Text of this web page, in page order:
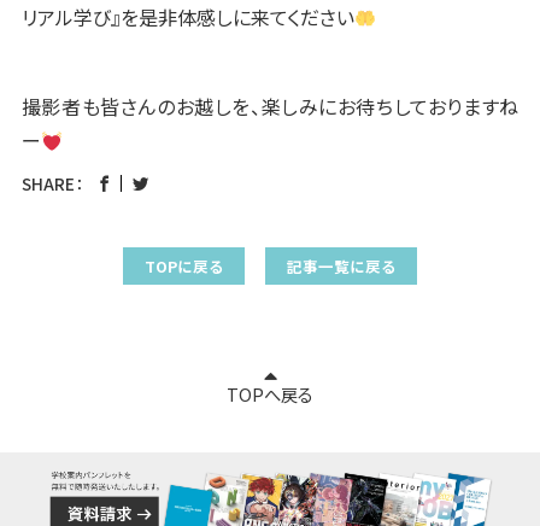
リアル学び』を是非体感しに来てください
撮影者も皆さんのお越しを、楽しみにお待ちしておりますね
ー
SHARE：
TOPに戻る 記事一覧に戻る
TOPへ戻る